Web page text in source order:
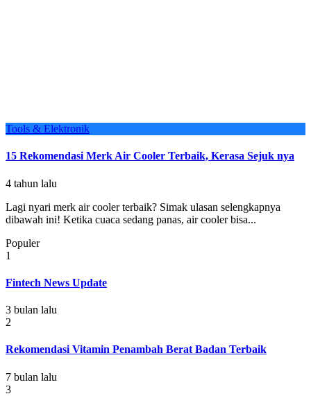
Tools & Elektronik
15 Rekomendasi Merk Air Cooler Terbaik, Kerasa Sejuk nya
4 tahun lalu
Lagi nyari merk air cooler terbaik? Simak ulasan selengkapnya
dibawah ini! Ketika cuaca sedang panas, air cooler bisa...
Populer
1
Fintech News Update
3 bulan lalu
2
Rekomendasi Vitamin Penambah Berat Badan Terbaik
7 bulan lalu
3